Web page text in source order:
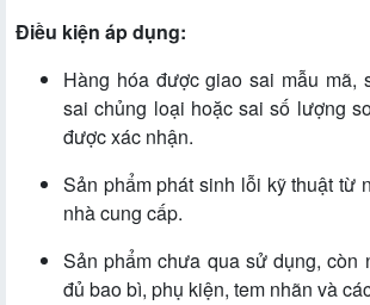
Điều kiện áp dụng:
Hàng hóa được giao sai mẫu mã,
sai chủng loại hoặc sai số lượng
được xác nhận.
Sản phẩm phát sinh lỗi kỹ thuật từ
nhà cung cấp.
Sản phẩm chưa qua sử dụng, còn
đủ bao bì, phụ kiện, tem nhãn và